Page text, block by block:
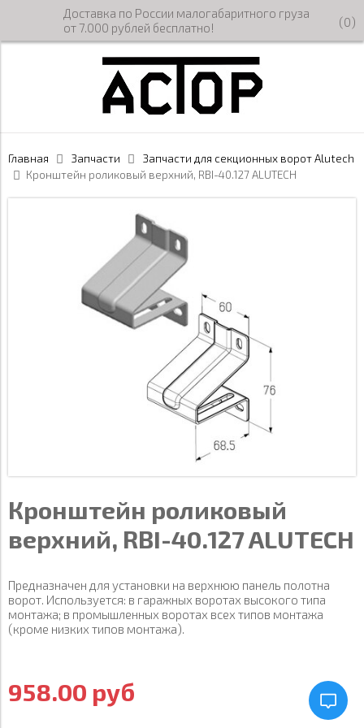
Доставка по России малогабаритного груза
от 7.000 рублей бесплатно!
(0)
Главная Запчасти
Запчасти для секционных ворот Alutech
Кронштейн роликовый верхний, RBI-40.127 ALUTECH
Кронштейн роликовый
верхний, RBI-40.127 ALUTECH
Предназначен для установки на верхнюю панель полотна
ворот. Используется: в гаражных воротах высокого типа
монтажа; в промышленных воротах всех типов монтажа
(кроме низких типов монтажа).
958.00 руб